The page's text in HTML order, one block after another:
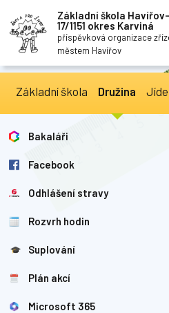
Základní škola
17/1151 okres Karviná
příspěvková organizace
městem Havířov
Základní škola Družina
Bakaláři
Facebook
Odhlášení stravy
Rozvrh hodin
Suplování
Plán akcí
Microsoft 365